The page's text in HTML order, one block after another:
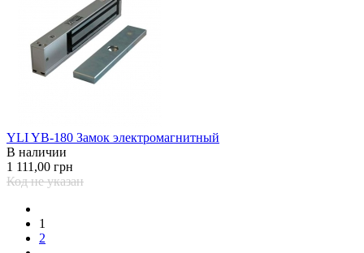
YLI YB-180 Замок электромагнитный
В наличии
1 111,00 грн
Код не указан
1
2